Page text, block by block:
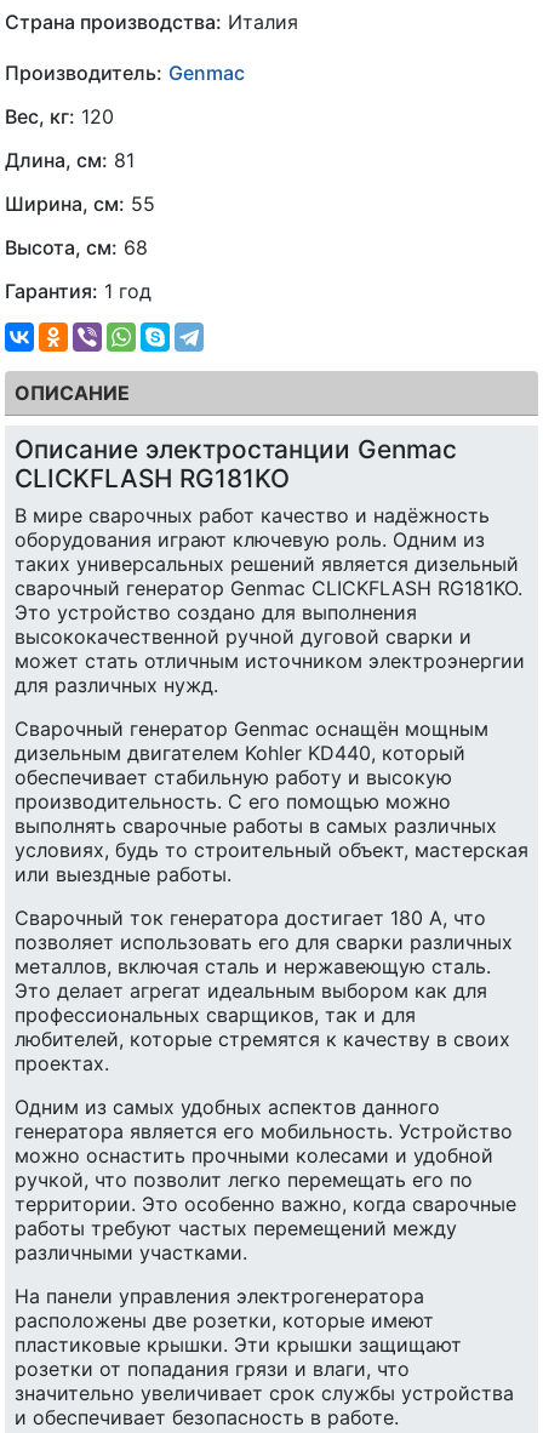
Страна производства: Италия
Производитель: Genmac
Вес, кг: 120
Длина, см: 81
Ширина, см: 55
Высота, см: 68
Гарантия: 1 год
ОПИСАНИЕ
Описание электростанции Genmac
CLICKFLASH RG181KO
В мире сварочных работ качество и надёжность
оборудования играют ключевую роль. Одним из
таких универсальных решений является дизельный
сварочный генератор Genmac CLICKFLASH RG181KO.
Это устройство создано для выполнения
высококачественной ручной дуговой сварки и
может стать отличным источником электроэнергии
для различных нужд.
Сварочный генератор Genmac оснащён мощным
дизельным двигателем Kohler KD440, который
обеспечивает стабильную работу и высокую
производительность. С его помощью можно
выполнять сварочные работы в самых различных
условиях, будь то строительный объект, мастерская
или выездные работы.
Сварочный ток генератора достигает 180 А, что
позволяет использовать его для сварки различных
металлов, включая сталь и нержавеющую сталь.
Это делает агрегат идеальным выбором как для
профессиональных сварщиков, так и для
любителей, которые стремятся к качеству в своих
проектах.
Одним из самых удобных аспектов данного
генератора является его мобильность. Устройство
можно оснастить прочными колесами и удобной
ручкой, что позволит легко перемещать его по
территории. Это особенно важно, когда сварочные
работы требуют частых перемещений между
различными участками.
На панели управления электрогенератора
расположены две розетки, которые имеют
пластиковые крышки. Эти крышки защищают
розетки от попадания грязи и влаги, что
значительно увеличивает срок службы устройства
и обеспечивает безопасность в работе.